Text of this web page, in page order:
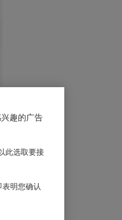
趣的广告
此选取要接
明您确认